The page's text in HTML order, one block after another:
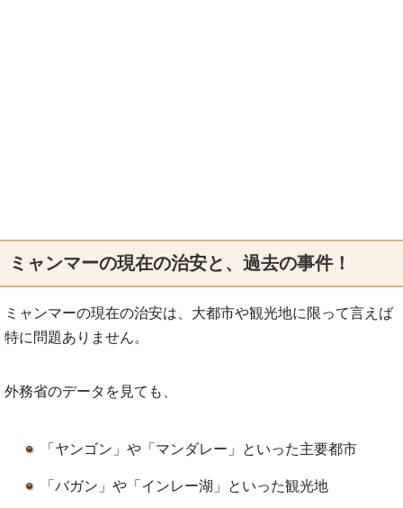
ミャンマーの現在の治安と、過去の事件！
ミャンマーの現在の治安は、大都市や観光地に限って言えば
特に問題ありません。
外務省のデータを見ても、
「ヤンゴン」や「マンダレー」といった主要都市
「バガン」や「インレー湖」といった観光地